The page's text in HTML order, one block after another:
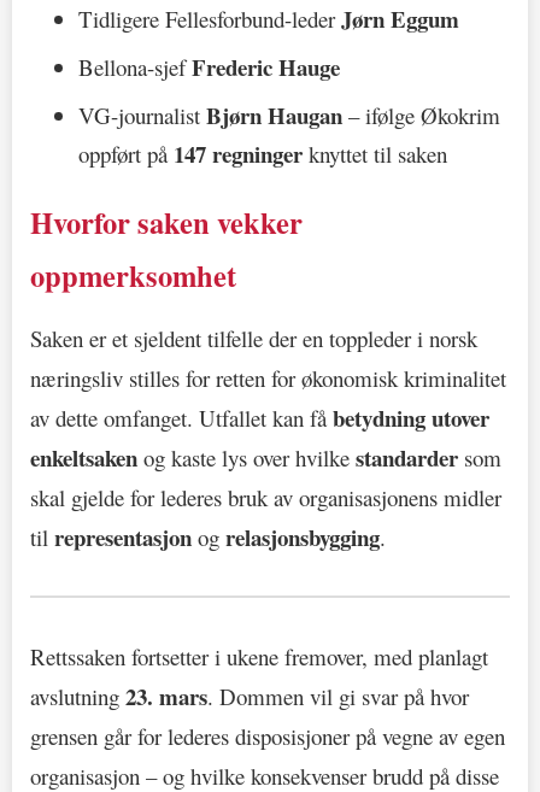
Tidligere Fellesforbund-lederJørn Eggum
Bellona-sjefFrederic Hauge
VG-journalist Bjørn Haugan – ifølge Økokrim
oppført på 147 regninger knyttet til saken
Hvorfor saken vekker
oppmerksomhet
Saken er et sjeldent tilfelle der en toppleder i norsk
næringsliv stilles for retten for økonomisk kriminalitet
av dette omfanget. Utfallet kan fåbetydning utover
enkeltsaken og kaste lys over hvilke standarder som
skal gjelde for lederes bruk av organisasjonens midler
til representasjon og relasjonsbygging.
Rettssaken fortsetter i ukene fremover, med planlagt
avslutning 23. mars. Dommen vil gi svar på hvor
grensen går for lederes disposisjoner på vegne av egen
organisasjon – og hvilke konsekvenser brudd på disse